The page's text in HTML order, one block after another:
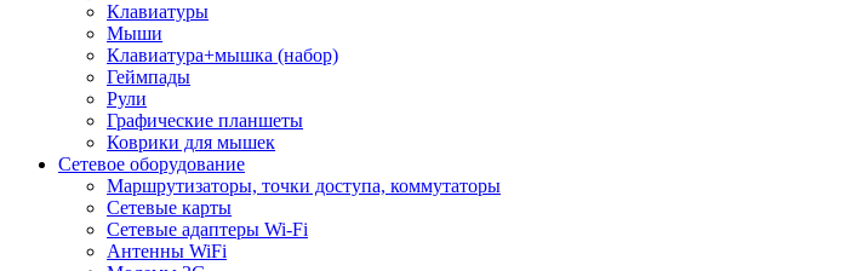
Клавиатуры
Мыши
Клавиатура+мышка (набор)
Геймпады
Рули
Графические планшеты
Коврики для мышек
Сетевое оборудование
Маршрутизаторы, точки доступа, коммутаторы
Сетевые карты
Сетевые адаптеры Wi-Fi
Антенны WiFi